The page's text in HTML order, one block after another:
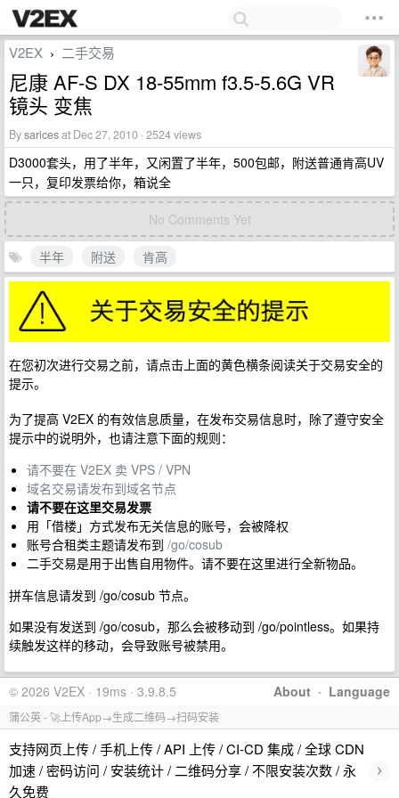
V2EX › 二手交易
尼康 AF-S DX 18-55mm f3.5-5.6G VR
镜头 变焦
Bysaricesat Dec 27, 2010 · 2524 views
D3000套头，用了半年，又闲置了半年，500包邮，附送普通肯高UV
一只，复印发票给你，箱说全
No Comments Yet
半年 附送 肯高
在您初次进行交易之前，请点击上面的黄色横条阅读关于交易安全的
提示。
为了提高 V2EX 的有效信息质量，在发布交易信息时，除了遵守安全
提示中的说明外，也请注意下面的规则：
请不要在 V2EX 卖 VPS / VPN
域名交易请发布到域名节点
请不要在这里交易发票
用「借楼」方式发布无关信息的账号，会被降权
账号合租类主题请发布到 /go/cosub
二手交易是用于出售自用物件。请不要在这里进行全新物品。
拼车信息请发到 /go/cosub 节点。
如果没有发送到 /go/cosub，那么会被移动到 /go/pointless。如果持
续触发这样的移动，会导致账号被禁用。
About · Language
© 2026 V2EX · 19ms · 3.9.8.5
蒲公英 - 🚀上传App→生成二维码→扫码安装
支持网页上传 / 手机上传 / API 上传 / CI-CD 集成 / 全球 CDN
加速 / 密码访问 / 安装统计 / 二维码分享 / 不限安装次数 / 永
久免费
›